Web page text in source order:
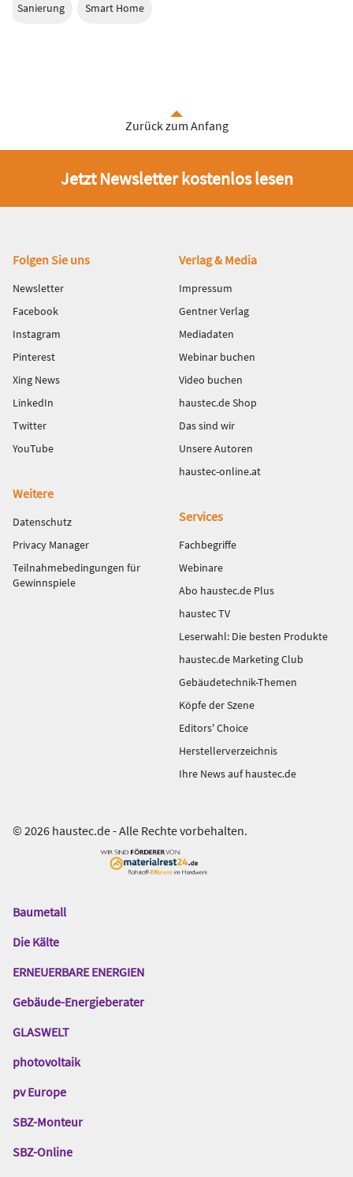
Sanierung Smart Home
Zurück zum Anfang
Jetzt Newsletter kostenlos lesen
Fußbereich
Folgen Sie uns
Newsletter
Facebook
Instagram
Pinterest
Xing News
LinkedIn
Twitter
YouTube
Verlag & Media
Impressum
Gentner Verlag
Mediadaten
Webinar buchen
Video buchen
haustec.de Shop
Das sind wir
Unsere Autoren
haustec-online.at
Weitere
Datenschutz
Privacy Manager
Teilnahmebedingungen für
Gewinnspiele
Services
Fachbegriffe
Webinare
Abo haustec.de Plus
haustec TV
Leserwahl: Die besten Produkte
haustec.de Marketing Club
Gebäudetechnik-Themen
Köpfe der Szene
Editors' Choice
Herstellerverzeichnis
Ihre News auf haustec.de
© 2026 haustec.de - Alle Rechte vorbehalten.
Das
Gentner
Baumetall
Die Kälte
ERNEUERBARE ENERGIEN
Gebäude-Energieberater
GLASWELT
photovoltaik
pv Europe
SBZ-Monteur
SBZ-Online